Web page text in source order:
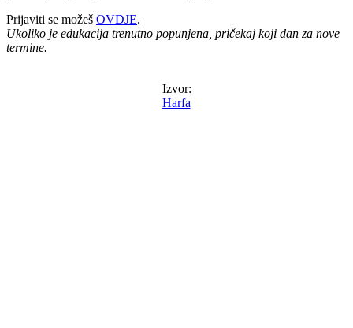
Prijaviti se možeš OVDJE.
Ukoliko je edukacija trenutno popunjena, pričekaj koji dan za nove
termine.
Izvor:
Harfa